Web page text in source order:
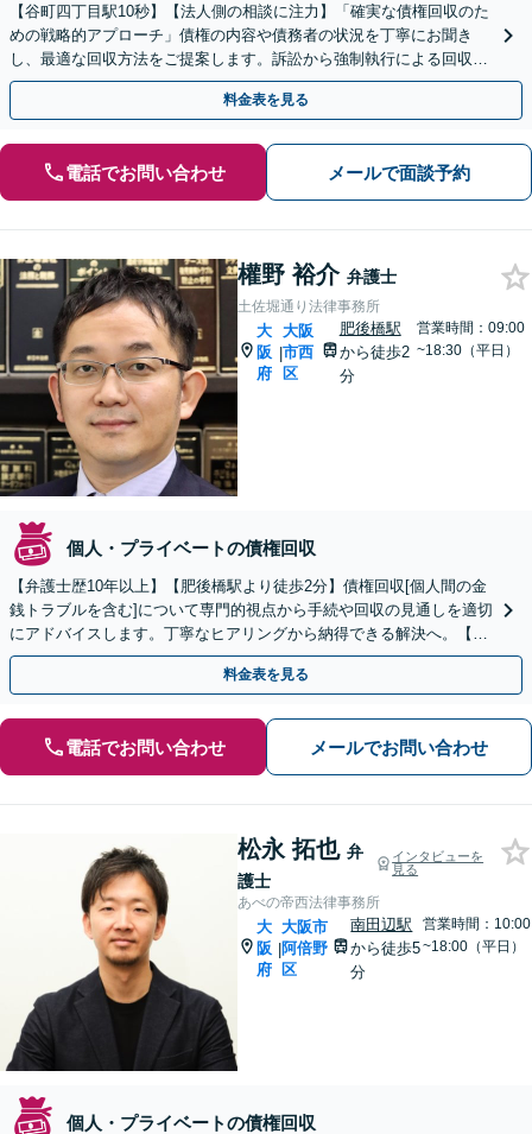
【谷町四丁目駅10秒】【法人側の相談に注力】「確実な債権回収のた
めの戦略的アプローチ」債権の内容や債務者の状況を丁寧にお聞き
し、最適な回収方法をご提案します。訴訟から強制執行による回収ま
で見据えた対応【休日・夜間相談可（要事前予約）】
料金表を見る
電話でお問い合わせ メールで面談予約
權野 裕介 弁護士
土佐堀通り法律事務所
大
阪
府
|
大阪
市西
区
肥後橋駅
から徒歩2
分
営業時間：09:00
~18:30（平日）
個人・プライベートの債権回収
【弁護士歴10年以上】【肥後橋駅より徒歩2分】債権回収[個人間の金
銭トラブルを含む]について専門的視点から手続や回収の見通しを適切
にアドバイスします。丁寧なヒアリングから納得できる解決へ。【時
間外対応可】【初回面談60分無料】
料金表を見る
電話でお問い合わせ メールでお問い合わせ
松永 拓也 弁
護士
インタビューを
見る
あべの帝西法律事務所
大
阪
府
|
大阪市
阿倍野
区
南田辺駅
から徒歩5
分
営業時間：10:00
~18:00（平日）
個人・プライベートの債権回収